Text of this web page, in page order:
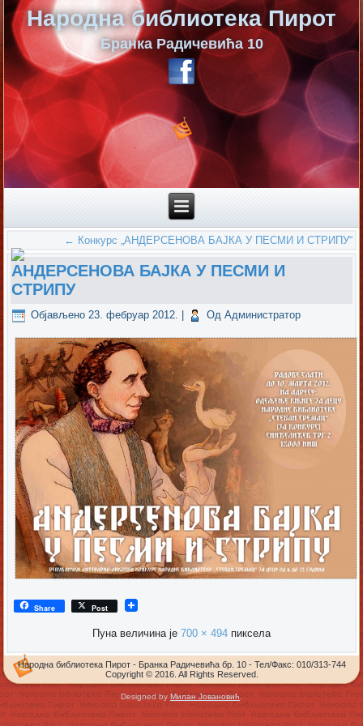
Народна библиотека Пирот
Бранка Радичевића 10
← Конкурс „АНДЕРСЕНОВА БАЈКА У ПЕСМИ И СТРИПУ“
АНДЕРСЕНОВА БАЈКА У ПЕСМИ И
СТРИПУ
Објављено 23. фебруар 2012. Од Администратор
Share Post
Пуна величина је 700 × 494 пиксела
Народна библиотека Пирот - Бранка Радичевића бр. 10 - Тел/Факс: 010/313-744
Copyright © 2016. All Rights Reserved.
Designed by Милан Јовановић